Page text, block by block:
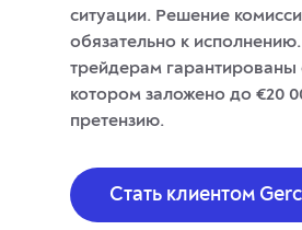
ситуации. Решение
обязательно к
трейдерам
котором заложено до €20
претензию.
Стать клиентом